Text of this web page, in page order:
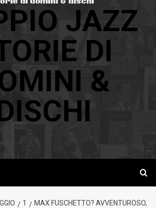
JAZZ
DI
&
1
MAX FUSCHETTO? AVVENTUROSO,